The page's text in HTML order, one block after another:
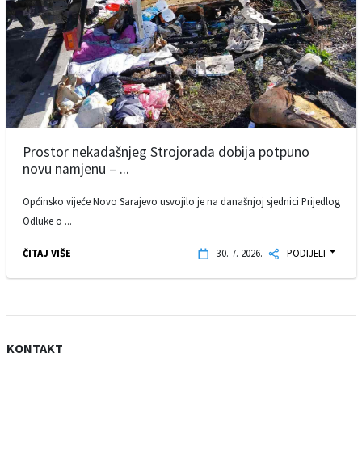
Prostor nekadašnjeg Strojorada dobija potpuno
novu namjenu – ...
Općinsko vijeće Novo Sarajevo usvojilo je na današnjoj sjednici Prijedlog
Odluke o ...
ČITAJ VIŠE 30. 7. 2026. PODIJELI
KONTAKT